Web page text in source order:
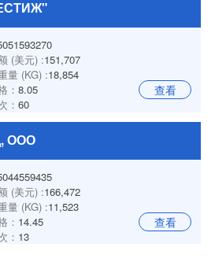
(美元) :151,707
量 (KG) :18,854
： 8.05
： 60
查看
ООО
(美元) :166,472
量 (KG) :11,523
： 14.45
： 13
查看